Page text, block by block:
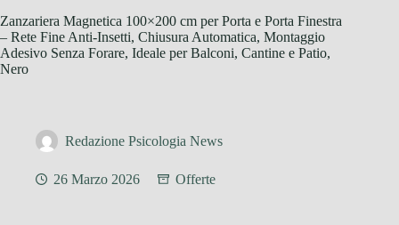
Zanzariera Magnetica 100×200 cm per Porta e Porta Finestra
– Rete Fine Anti-Insetti, Chiusura Automatica, Montaggio
Adesivo Senza Forare, Ideale per Balconi, Cantine e Patio,
Nero
Redazione Psicologia News
26 Marzo 2026 Offerte